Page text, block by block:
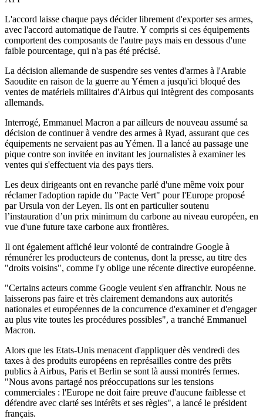
L'accord laisse chaque pays décider librement d'exporter ses armes,
avec l'accord automatique de l'autre. Y compris si ces équipements
comportent des composants de l'autre pays mais en dessous d'une
faible pourcentage, qui n'a pas été précisé.
La décision allemande de suspendre ses ventes d'armes à l'Arabie
Saoudite en raison de la guerre au Yémen a jusqu'ici bloqué des
ventes de matériels militaires d'Airbus qui intègrent des composants
allemands.
Interrogé, Emmanuel Macron a par ailleurs de nouveau assumé sa
décision de continuer à vendre des armes à Ryad, assurant que ces
équipements ne servaient pas au Yémen. Il a lancé au passage une
pique contre son invitée en invitant les journalistes à examiner les
ventes qui s'effectuent via des pays tiers.
Les deux dirigeants ont en revanche parlé d'une même voix pour
réclamer l'adoption rapide du "Pacte Vert" pour l'Europe proposé
par Ursula von der Leyen. Ils ont en particulier soutenu
l’instauration d’un prix minimum du carbone au niveau européen, en
vue d'une future taxe carbone aux frontières.
Il ont également affiché leur volonté de contraindre Google à
rémunérer les producteurs de contenus, dont la presse, au titre des
"droits voisins", comme l'y oblige une récente directive européenne.
"Certains acteurs comme Google veulent s'en affranchir. Nous ne
laisserons pas faire et très clairement demandons aux autorités
nationales et européennes de la concurrence d'examiner et d'engager
au plus vite toutes les procédures possibles", a tranché Emmanuel
Macron.
Alors que les Etats-Unis menacent d'appliquer dès vendredi des
taxes à des produits européens en représailles contre des prêts
publics à Airbus, Paris et Berlin se sont là aussi montrés fermes.
"Nous avons partagé nos préoccupations sur les tensions
commerciales : l'Europe ne doit faire preuve d'aucune faiblesse et
défendre avec clarté ses intérêts et ses règles", a lancé le président
français.